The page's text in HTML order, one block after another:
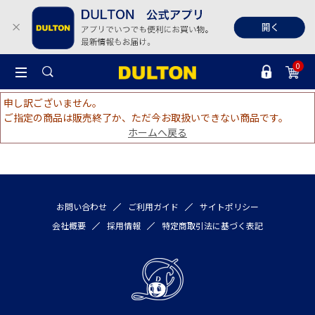
0
申し訳ございません。
ご指定の商品は販売終了か、ただ今お取扱いできない商品です。
ホームへ戻る
お問い合わせ ご利用ガイド
サイトポリシー
会社概要
採用情報 特定商取引法に基づく表記